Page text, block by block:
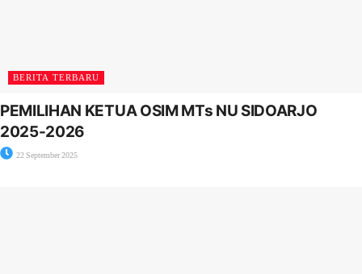
BERITA TERBARU
PEMILIHAN KETUA OSIM MTs NU SIDOARJO
2025-2026
22 September 2025